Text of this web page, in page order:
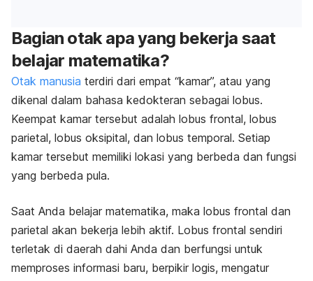
Bagian otak apa yang bekerja saat
belajar matematika?
Otak manusia terdiri dari empat “kamar”, atau yang
dikenal dalam bahasa kedokteran sebagai lobus.
Keempat kamar tersebut adalah lobus frontal, lobus
parietal, lobus oksipital, dan lobus temporal. Setiap
kamar tersebut memiliki lokasi yang berbeda dan fungsi
yang berbeda pula.
Saat Anda belajar matematika, maka lobus frontal dan
parietal akan bekerja lebih aktif. Lobus frontal sendiri
terletak di daerah dahi Anda dan berfungsi untuk
memproses informasi baru, berpikir logis, mengatur